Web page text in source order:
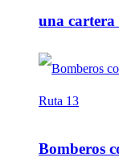
una
Bomberos